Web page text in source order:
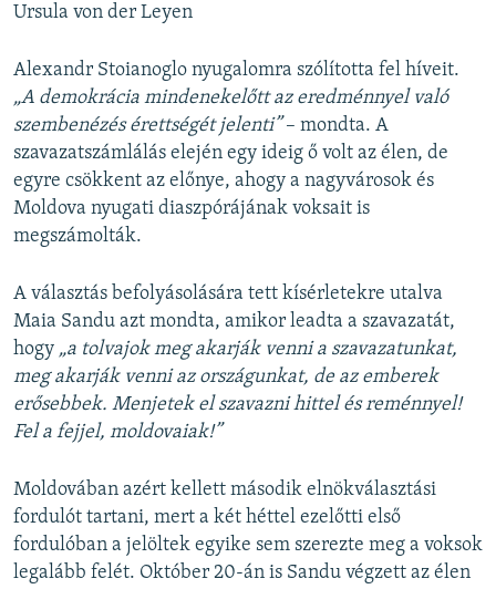
Ursula von der Leyen
Alexandr Stoianoglo nyugalomra szólította fel híveit.
„A demokrácia mindenekelőtt az eredménnyel való
szembenézés érettségét jelenti”– mondta. A
szavazatszámlálás elején egy ideig ő volt az élen, de
egyre csökkent az előnye, ahogy a nagyvárosok és
Moldova nyugati diaszpórájának voksait is
megszámolták.
A választás befolyásolására tett kísérletekre utalva
Maia Sandu azt mondta, amikor leadta a szavazatát,
hogy „a tolvajok meg akarják venni a szavazatunkat,
meg akarják venni az országunkat, de az emberek
erősebbek. Menjetek el szavazni hittel és reménnyel!
Fel a fejjel, moldovaiak!”
Moldovában azért kellett második elnökválasztási
fordulót tartani, mert a két héttel ezelőtti első
fordulóban a jelöltek egyike sem szerezte meg a voksok
legalább felét. Október 20-án is Sandu végzett az élen